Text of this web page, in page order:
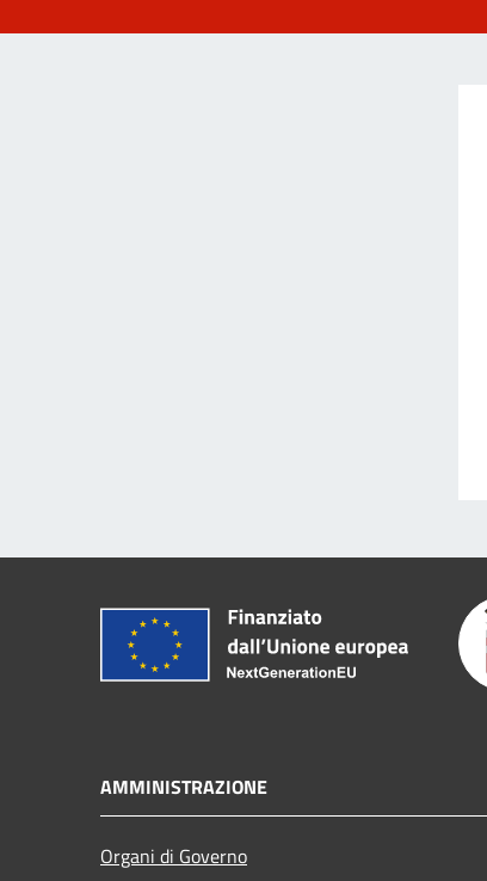
AMMINISTRAZIONE
Organi di Governo